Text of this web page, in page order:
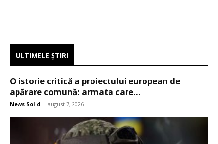
ULTIMELE ŞTIRI
O istorie critică a proiectului european de
apărare comună: armata care...
News Solid - august 7, 2026